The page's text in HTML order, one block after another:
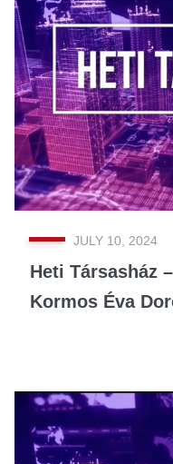
JULY 10, 2024
Heti Társasház
Kormos Éva